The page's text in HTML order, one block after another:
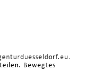
Bewegtes